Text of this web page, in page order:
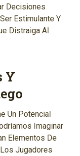
Decisiones
Estimulante Y
Distraiga Al
Y
Un Potencial
Imaginar
Elementos De
Jugadores